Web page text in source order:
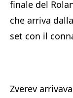
finale del
che arriva
set con il
Zverev